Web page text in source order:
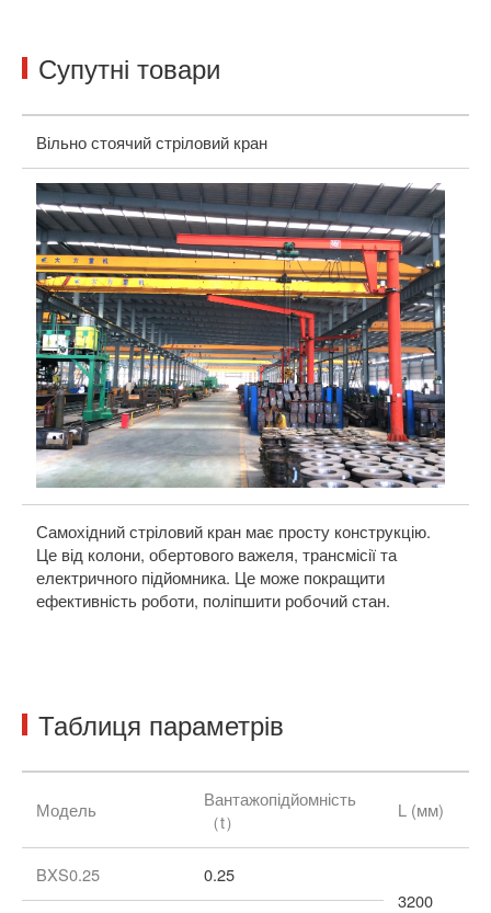
Супутні товари
Вільно стоячий стріловий кран
Самохідний стріловий кран має просту конструкцію.
Це від колони, обертового важеля, трансмісії та
електричного підйомника. Це може покращити
ефективність роботи, поліпшити робочий стан.
Таблиця параметрів
Модель
Вантажопідйомність
（t）
L (мм)
BXS0.25
0.25
3200